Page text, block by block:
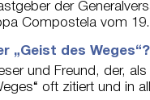
u
n
g
0
2
am 18.
Zeiträume zur
der
Compostela vom
„Geist des Weges“?
und Freund, der,
oft zitiert und in